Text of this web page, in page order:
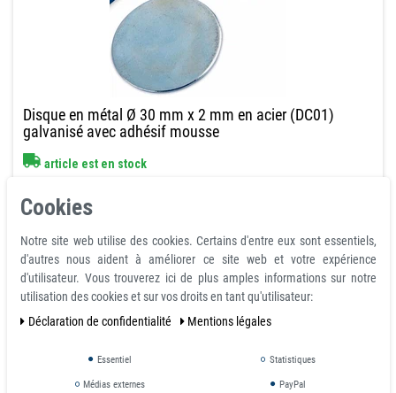
Disque en métal Ø 30 mm x 2 mm en acier (DC01)
galvanisé avec adhésif mousse
article est en stock
0,64 €
Prix échelonnés
de la quantité:20
0,64 €
de la quantité:60
0,56 €
de la quantité: 140
quantité min: 100
demande
Cookies
Notre site web utilise des cookies. Certains d'entre eux sont essentiels,
d'autres nous aident à améliorer ce site web et votre expérience
d'utilisateur. Vous trouverez ici de plus amples informations sur notre
utilisation des cookies et sur vos droits en tant qu'utilisateur:
Déclaration de confidentialité
Mentions légales
Essentiel Statistiques
Médias externes PayPal